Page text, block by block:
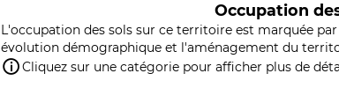
Occupation
L'occupation des sols sur ce territoire est marquée
évolution démographique et l'aménagement du
Cliquez sur une catégorie pour afficher plus de